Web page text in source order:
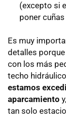
(excepto si
poner
Es muy
detalles
con los más
techo
estamos
aparcamiento
tan solo